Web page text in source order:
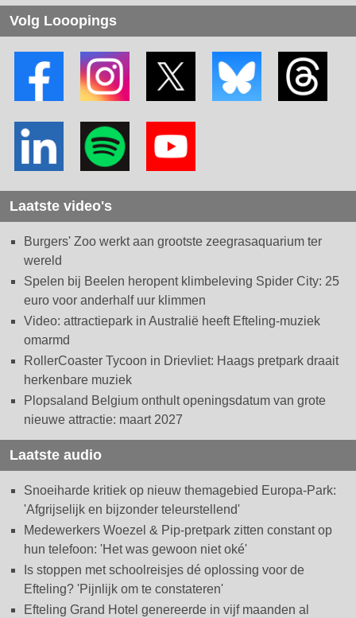
Volg Looopings
Laatste video's
Burgers' Zoo werkt aan grootste zeegrasaquarium ter
wereld
Spelen bij Beelen heropent klimbeleving Spider City: 25
euro voor anderhalf uur klimmen
Video: attractiepark in Australië heeft Efteling-muziek
omarmd
RollerCoaster Tycoon in Drievliet: Haags pretpark draait
herkenbare muziek
Plopsaland Belgium onthult openingsdatum van grote
nieuwe attractie: maart 2027
Laatste audio
Snoeiharde kritiek op nieuw themagebied Europa-Park:
'Afgrijselijk en bijzonder teleurstellend'
Medewerkers Woezel & Pip-pretpark zitten constant op
hun telefoon: 'Het was gewoon niet oké'
Is stoppen met schoolreisjes dé oplossing voor de
Efteling? 'Pijnlijk om te constateren'
Efteling Grand Hotel genereerde in vijf maanden al